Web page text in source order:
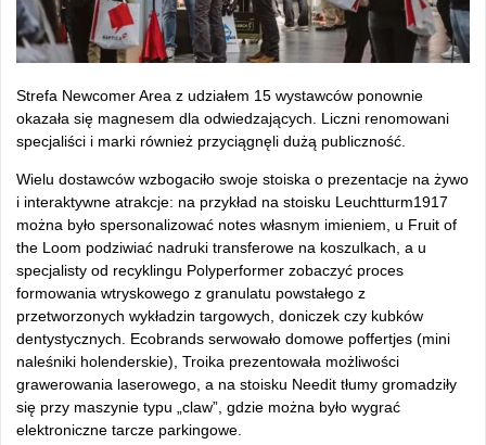
Strefa Newcomer Area z udziałem 15 wystawców ponownie
okazała się magnesem dla odwiedzających. Liczni renomowani
specjaliści i marki również przyciągnęli dużą publiczność.
Wielu dostawców wzbogaciło swoje stoiska o prezentacje na żywo
i interaktywne atrakcje: na przykład na stoisku Leuchtturm1917
można było spersonalizować notes własnym imieniem, u Fruit of
the Loom podziwiać nadruki transferowe na koszulkach, a u
specjalisty od recyklingu Polyperformer zobaczyć proces
formowania wtryskowego z granulatu powstałego z
przetworzonych wykładzin targowych, doniczek czy kubków
dentystycznych. Ecobrands serwowało domowe poffertjes (mini
naleśniki holenderskie), Troika prezentowała możliwości
grawerowania laserowego, a na stoisku Needit tłumy gromadziły
się przy maszynie typu „claw”, gdzie można było wygrać
elektroniczne tarcze parkingowe.